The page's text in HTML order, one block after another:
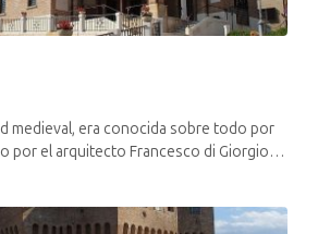
medieval, era conocida sobre todo por
por el arquitecto Francesco di Giorgio